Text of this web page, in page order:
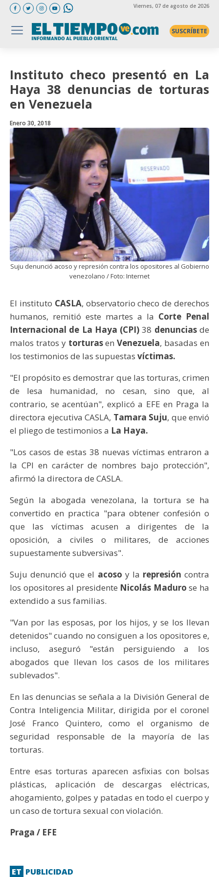
Viernes, 07 de agosto de 2026
SUSCRÍBETE
Instituto checo presentó en La
Haya 38 denuncias de torturas
en Venezuela
Enero 30, 2018
Suju denunció acoso y represión contra los opositores al Gobierno
venezolano / Foto: Internet
El instituto CASLA, observatorio checo de derechos
humanos, remitió este martes a la Corte Penal
Internacional de La Haya (CPI) 38 denunciasde
malos tratos y torturasenVenezuela, basadas en
los testimonios de las supuestas víctimas.
"El propósito es demostrar que las torturas, crimen
de lesa humanidad, no cesan, sino que, al
contrario, se acentúan", explicó a EFE en Praga la
directora ejecutiva CASLA, Tamara Suju, que envió
el pliego de testimonios a La Haya.
"Los casos de estas 38 nuevas víctimas entraron a
la CPI en carácter de nombres bajo protección",
afirmó la directora de CASLA.
Según la abogada venezolana, la tortura se ha
convertido en practica "para obtener confesión o
que las víctimas acusen a dirigentes de la
oposición, a civiles o militares, de acciones
supuestamente subversivas".
Suju denunció que el acoso y la represión contra
los opositores al presidente Nicolás Maduro se ha
extendido a sus familias.
"Van por las esposas, por los hijos, y se los llevan
detenidos" cuando no consiguen a los opositores e,
incluso, aseguró "están persiguiendo a los
abogados que llevan los casos de los militares
sublevados".
En las denuncias se señala a la División General de
Contra Inteligencia Militar, dirigida por el coronel
José Franco Quintero, como el organismo de
seguridad responsable de la mayoría de las
torturas.
Entre esas torturas aparecen asfixias con bolsas
plásticas, aplicación de descargas eléctricas,
ahogamiento, golpes y patadas en todo el cuerpo y
un caso de tortura sexual con violación.
Praga / EFE
ET PUBLICIDAD